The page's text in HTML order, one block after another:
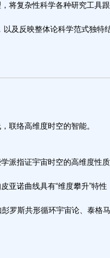
将复杂性科学各种研究工具跟
及反映整体论科学范式独特
联络高维度时空的智能。
派指证宇宙时空的高维度性
亚诺曲线具有“维度攀升”特
罗斯共形循环宇宙论、泰格